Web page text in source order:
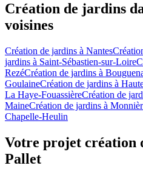
Création de jardins
voisines
Création de jardins à Nantes
jardins à Saint-Sébastien-sur-Loire
RezéCréation de jardins à
GoulaineCréation de jardins à
La Haye-FouassièreCréation de
MaineCréation de jardins à
Chapelle-Heulin
Votre projet création
Pallet